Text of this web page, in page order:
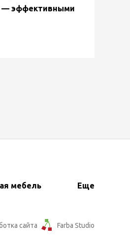
— эффективными
мебель Еще
сайта Farba Studio